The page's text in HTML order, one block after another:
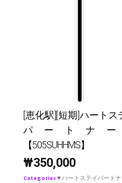
[恵化駅][短期]ハートス
パートナー
【505SUHHMS】
₩350,000
Categories♥ ハートステイパート